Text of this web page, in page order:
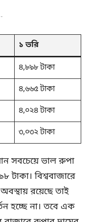
১ ভরি
৪,৮৯৮ টাকা
৪,৬৬৫ টাকা
৪,০২৪ টাকা
৩,০৩২ টাকা
সবচেয়ে ভাল রুপা
টাকা। বিশ্ববাজারে
অবস্থায় রয়েছে তাই
হচ্ছে না। তবে এক